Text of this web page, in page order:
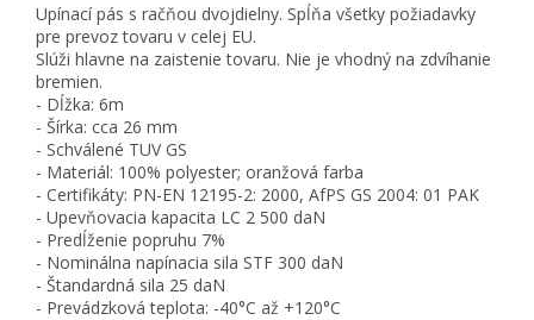
Upínací pás s račňou dvojdielny. Spĺňa všetky požiadavky
pre prevoz tovaru v celej EU.
Slúži hlavne na zaistenie tovaru. Nie je vhodný na zdvíhanie
bremien.
- Dĺžka: 6m
- Šírka: cca 26 mm
- Schválené TUV GS
- Materiál: 100% polyester; oranžová farba
- Certifikáty: PN-EN 12195-2: 2000, AfPS GS 2004: 01 PAK
- Upevňovacia kapacita LC 2 500 daN
- Predĺženie popruhu 7%
- Nominálna napínacia sila STF 300 daN
- Štandardná sila 25 daN
- Prevádzková teplota: -40°C až +120°C